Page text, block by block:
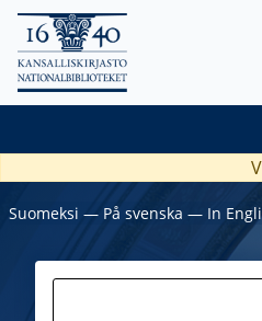
Suomeksi ― På svenska ― In